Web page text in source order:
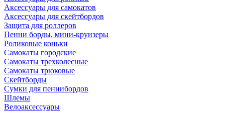
Аксессуары для самокатов
Аксессуары для скейтбордов
Защита для роллеров
Пенни борды, мини-круизеры
Роликовые коньки
Самокаты городские
Самокаты трехколесные
Самокаты трюковые
Скейтборды
Сумки для пеннибордов
Шлемы
Велоаксессуары